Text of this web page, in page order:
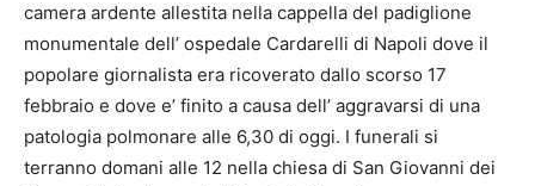
camera ardente allestita nella cappella del padiglione
monumentale dell’ ospedale Cardarelli di Napoli dove il
popolare giornalista era ricoverato dallo scorso 17
febbraio e dove e’ finito a causa dell’ aggravarsi di una
patologia polmonare alle 6,30 di oggi. I funerali si
terranno domani alle 12 nella chiesa di San Giovanni dei